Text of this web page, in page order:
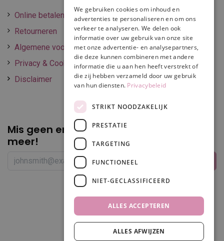
Online betalen
Retourneren
Algemene voorwaarden
Privacy & Cookie policy
Disclaimer
Mis geen enkele promotie of korting
meer!
We gebruiken cookies om inhoud en
advertenties te personaliseren en om ons
verkeer te analyseren. We delen ook
informatie over uw gebruik van onze site
met onze advertentie- en analysepartners,
die deze kunnen combineren met andere
informatie die u aan hen heeft verstrekt of
die zij hebben verzameld door uw gebruik
van hun diensten. Privacybeleid
STRIKT NOODZAKELIJK
PRESTATIE
TARGETING
FUNCTIONEEL
NIET-GECLASSIFICEERD
ALLES ACCEPTEREN
ALLES AFWIJZEN